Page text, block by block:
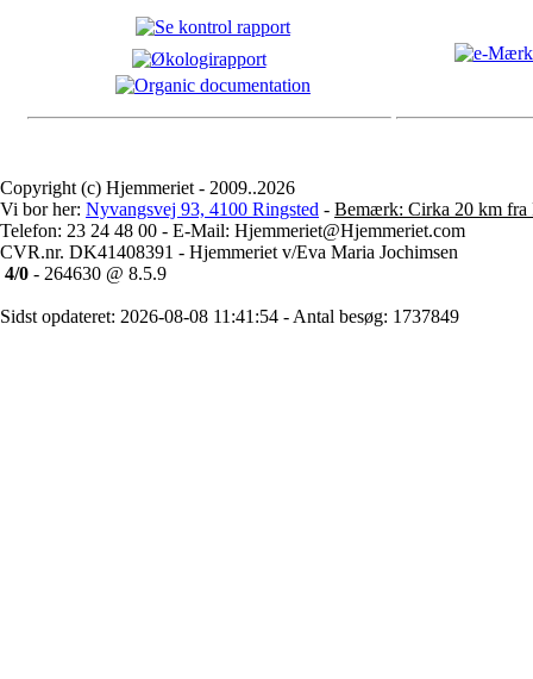
Copyright (c) Hjemmeriet - 2009..2026
Vi bor her: Nyvangsvej 93, 4100 Ringsted - Bemærk: Cirka 20 km fra
Telefon: 23 24 48 00 - E-Mail: Hjemmeriet@Hjemmeriet.com
CVR.nr. DK41408391 - Hjemmeriet v/Eva Maria Jochimsen
4/0 - 264630 @ 8.5.9
Sidst opdateret: 2026-08-08 11:41:54 - Antal besøg: 1737849